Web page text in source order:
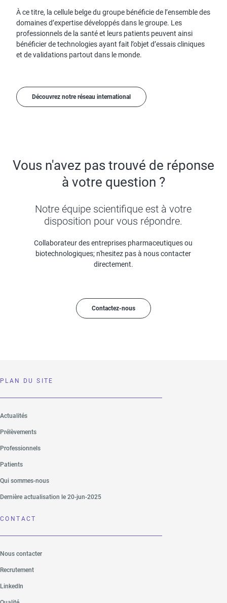
À ce titre, la cellule belge du groupe bénéficie de l’ensemble des
domaines d’expertise développés dans le groupe. Les
professionnels de la santé et leurs patients peuvent ainsi
bénéficier de technologies ayant fait l’objet d’essais cliniques
et de validations partout dans le monde.
Découvrez notre réseau international
Vous n'avez pas trouvé de réponse
à votre question ?
Notre équipe scientifique est à votre
disposition pour vous répondre.
Collaborateur des entreprises pharmaceutiques ou
biotechnologiques; n'hesitez pas à nous contacter
directement.
Contactez-nous
PLAN DU SITE
Actualités
Prélèvements
Professionnels
Patients
Qui sommes-nous
Dernière actualisation le 20-jun-2025
CONTACT
Nous contacter
Recrutement
LinkedIn